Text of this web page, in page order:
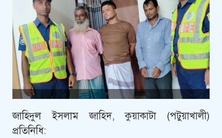
জাহিদুল ইসলাম জাহিদ, কুয়াকাটা (পটুয়াখালী)
প্রতিনিধি: